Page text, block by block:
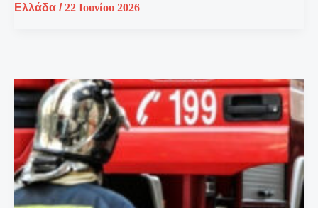
Ελλάδα /22 Ιουνίου 2026